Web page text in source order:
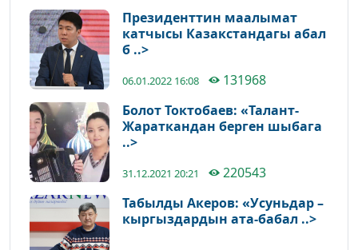
Президенттин маалымат
катчысы Казакстандагы абал
б ..>
06.01.2022 16:08
131968
Болот Токтобаев: «Талант-
Жараткандан берген шыбага
..>
31.12.2021 20:21
220543
Табылды Акеров: «Усуньдар –
кыргыздардын ата-бабал ..>